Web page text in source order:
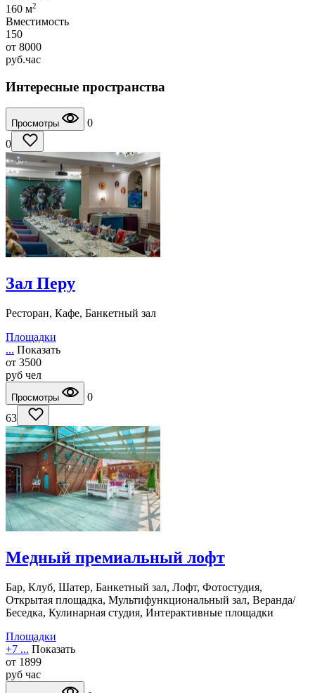
160 м2
Вместимость
150
от 8000
руб.час
Интересные пространства
Просмотры
0
0
Зал Перу
Ресторан, Кафе, Банкетный зал
Площадки
... Показать
от 3500
руб чел
Просмотры
0
63
Медный премиальный лофт
Бар, Клуб, Шатер, Банкетный зал, Лофт, Фотостудия,
Открытая площадка, Мультифункциональный зал, Веранда/
Беседка, Кулинарная студия, Интерактивные площадки
Площадки
+7 ... Показать
от 1899
руб час